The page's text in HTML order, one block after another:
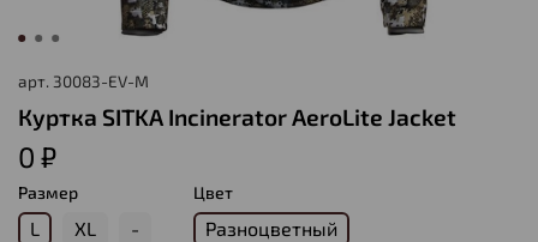
арт. 30083-EV-M
Куртка SITKA Incinerator AeroLite Jacket
0 ₽
Размер
L XL -
Цвет
Разноцветный